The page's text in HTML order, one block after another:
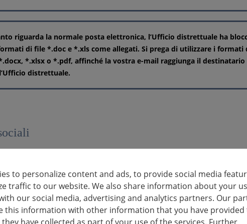
riguarda la normale posta elettronica, l’Ufficio distrettuale ha
di file *.doc e *.xls come allegati. Si prega di utilizzare i formati
*.xlsx o *.pdf, affinché la vostra e-mail raggiunga il destinatario
distrettuale.
landkreis.ludwigsburg/
canale non consente l'accesso ai documenti elettronici.
to personalize content and ads, to provide social media
traffic to our website. We also share information about your
our social media, advertising and analytics partners. Our
this information with other information that you have provided
have collected as part of your use of the services. Further